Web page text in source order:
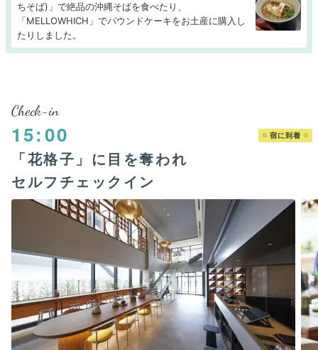
ちそば)」で絶品の沖縄そばを食べたり、
「MELLOWHICH」でパウンドケーキをお土産に購入し
たりしました。
+7
Check-in
15:00 宿に到着
「花格子」に目を奪われ
セルフチェックイン